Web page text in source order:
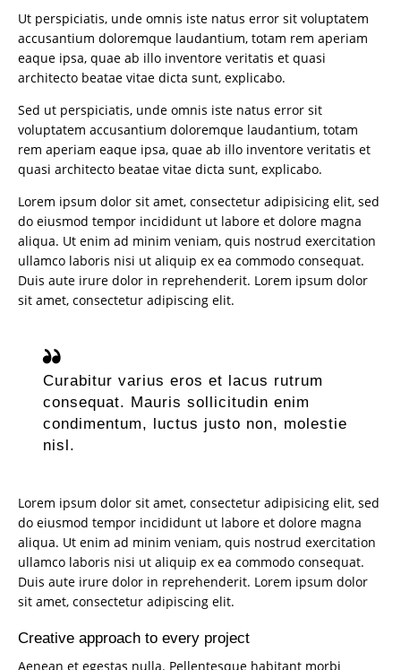
Ut perspiciatis, unde omnis iste natus error sit voluptatem
accusantium doloremque laudantium, totam rem aperiam
eaque ipsa, quae ab illo inventore veritatis et quasi
architecto beatae vitae dicta sunt, explicabo.
Sed ut perspiciatis, unde omnis iste natus error sit
voluptatem accusantium doloremque laudantium, totam
rem aperiam eaque ipsa, quae ab illo inventore veritatis et
quasi architecto beatae vitae dicta sunt, explicabo.
Lorem ipsum dolor sit amet, consectetur adipisicing elit, sed
do eiusmod tempor incididunt ut labore et dolore magna
aliqua. Ut enim ad minim veniam, quis nostrud exercitation
ullamco laboris nisi ut aliquip ex ea commodo consequat.
Duis aute irure dolor in reprehenderit. Lorem ipsum dolor
sit amet, consectetur adipiscing elit.
Curabitur varius eros et lacus rutrum
consequat. Mauris sollicitudin enim
condimentum, luctus justo non, molestie
nisl.
Lorem ipsum dolor sit amet, consectetur adipisicing elit, sed
do eiusmod tempor incididunt ut labore et dolore magna
aliqua. Ut enim ad minim veniam, quis nostrud exercitation
ullamco laboris nisi ut aliquip ex ea commodo consequat.
Duis aute irure dolor in reprehenderit. Lorem ipsum dolor
sit amet, consectetur adipiscing elit.
Creative approach to every project
Aenean et egestas nulla. Pellentesque habitant morbi